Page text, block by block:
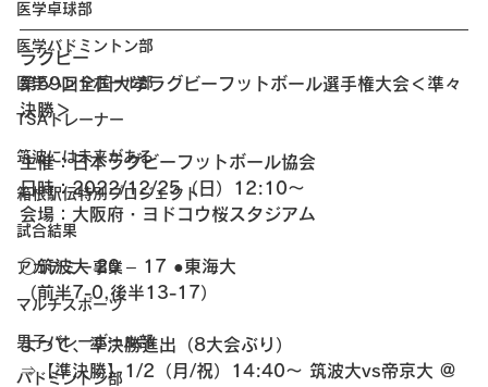
医学卓球部
医学バドミントン部
医学ハンドボール部
TSAトレーナー
筑波には未来がある
箱根駅伝特別プロジェクト
試合結果
アカデミー事業
マルチスポーツ
男子バレーボール部
バドミントン部
ラグビー
第59回全国大学ラグビーフットボール選手権大会＜準々
決勝＞
主催：日本ラグビーフットボール協会
日時：2022/12/25（日）12:10～
会場：大阪府・ヨドコウ桜スタジアム
○筑波大 20 – 17 ●東海大
（前半7-0,後半13-17）
よって、準決勝進出（8大会ぶり）
⇒【準決勝】1/2（月/祝）14:40～ 筑波大vs帝京大 @